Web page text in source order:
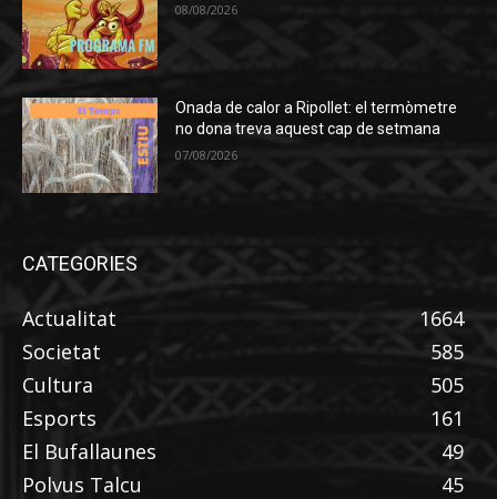
08/08/2026
Onada de calor a Ripollet: el termòmetre
no dona treva aquest cap de setmana
07/08/2026
CATEGORIES
Actualitat
1664
Societat
585
Cultura
505
Esports
161
El Bufallaunes
49
Polvus Talcu
45